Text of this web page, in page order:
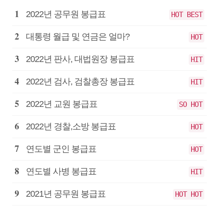
공
원
급
2022년 공무원 봉급표 HOT BEST
대통령 월급 및 연금은 얼마? HOT
2022년 판사, 대법원장 봉급표 HIT
2022년 검사, 검찰총장 봉급표 HIT
2022년 교원 봉급표 SO HOT
2022년 경찰,소방 봉급표 HOT
연도별 군인 봉급표 HOT
연도별 사병 봉급표 HIT
2021년 공무원 봉급표 HOT HOT